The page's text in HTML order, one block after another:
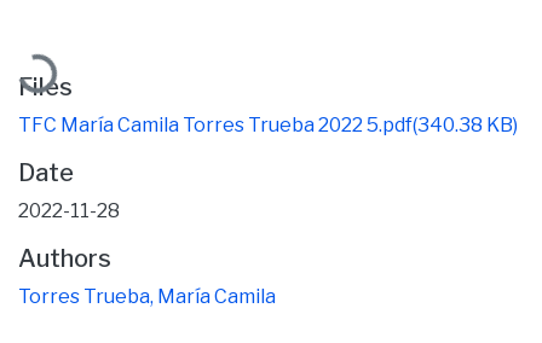
Loading...
Files
TFC María Camila Torres Trueba 2022 5.pdf(340.38 KB)
Date
2022-11-28
Authors
Torres Trueba, María Camila